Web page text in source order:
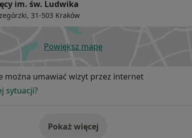
im. św. Ludwika
, 31-503 Kraków
Powiększ mapęotwiera się w nowej karcie
można umawiać wizyt przez internet
sytuacji?
Pokaż więcej
o adresie